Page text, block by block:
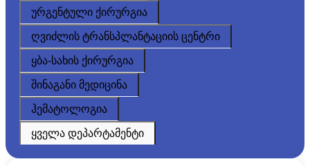
ურგენტული ქირურგია
ღვიძლის ტრანსპლანტაციის ცენტრი
ყბა-სახის ქირურგია
შინაგანი მედიცინა
ჰემატოლოგია
ყველა დეპარტამენტი